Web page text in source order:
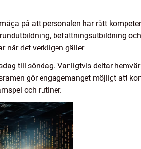
på att personalen har rätt
befattningsutbildning
när det verkligen gäller.
till söndag. Vanligtvis deltar
gör engagemanget möjligt att
och rutiner.